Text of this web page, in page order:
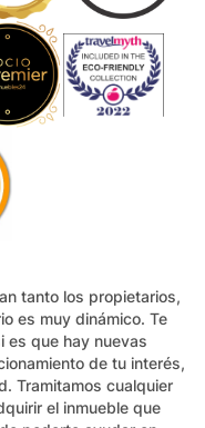
tanto los propietarios,
es muy dinámico. Te
es que hay nuevas
de tu interés,
Tramitamos cualquier
el inmueble que